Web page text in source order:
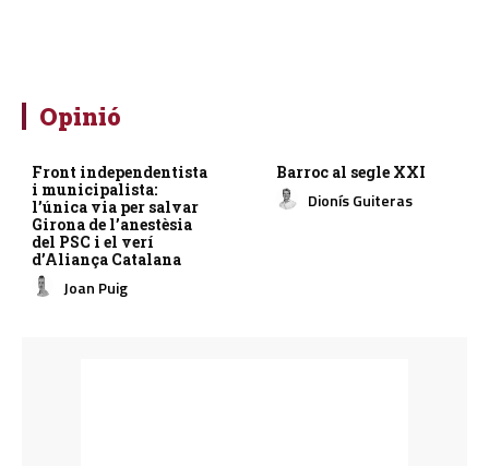
Opinió
Front independentista
i municipalista:
l’única via per salvar
Girona de l’anestèsia
del PSC i el verí
d’Aliança Catalana
Joan Puig
Barroc al segle XXI
Dionís Guiteras